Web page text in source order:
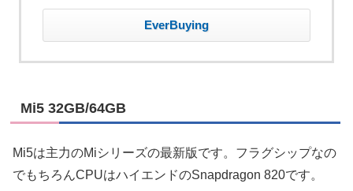
EverBuying
Mi5 32GB/64GB
Mi5は主力のMiシリーズの最新版です。フラグシップなの
でもちろんCPUはハイエンドのSnapdragon 820です。